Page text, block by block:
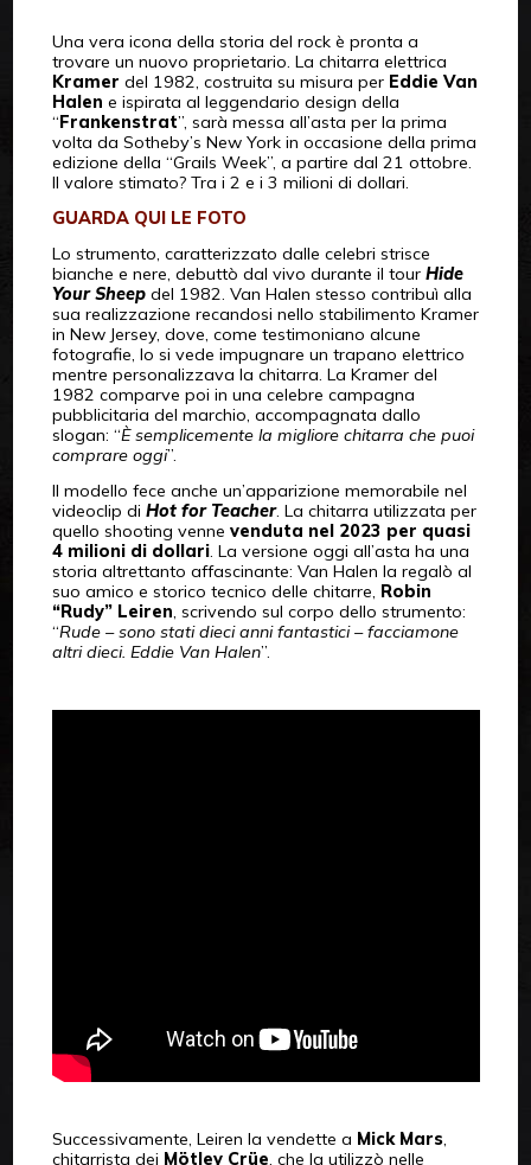
Una vera icona della storia del rock è pronta a
trovare un nuovo proprietario. La chitarra elettrica
Kramer del 1982, costruita su misura per Eddie Van
Halen e ispirata al leggendario design della
“ Frankenstrat”, sarà messa all’asta per la prima
volta da Sotheby’s New York in occasione della prima
edizione della “Grails Week”, a partire dal 21 ottobre.
Il valore stimato? Tra i 2 e i 3 milioni di dollari.
GUARDA QUI LE FOTO
Lo strumento, caratterizzato dalle celebri strisce
bianche e nere, debuttò dal vivo durante il tour Hide
Your Sheepdel 1982. Van Halen stesso contribuì alla
sua realizzazione recandosi nello stabilimento Kramer
in New Jersey, dove, come testimoniano alcune
fotografie, lo si vede impugnare un trapano elettrico
mentre personalizzava la chitarra. La Kramer del
1982 comparve poi in una celebre campagna
pubblicitaria del marchio, accompagnata dallo
slogan: “È semplicemente la migliore chitarra che puoi
comprare oggi”.
Il modello fece anche un’apparizione memorabile nel
videoclip di Hot for Teacher. La chitarra utilizzata per
quello shooting venne venduta nel 2023 per quasi
4 milioni di dollari. La versione oggi all’asta ha una
storia altrettanto affascinante: Van Halen la regalò al
suo amico e storico tecnico delle chitarre, Robin
“Rudy” Leiren, scrivendo sul corpo dello strumento:
“Rude – sono stati dieci anni fantastici – facciamone
altri dieci. Eddie Van Halen”.
Successivamente, Leiren la vendette a Mick Mars,
chitarrista dei Mötley Crüe, che la utilizzò nelle